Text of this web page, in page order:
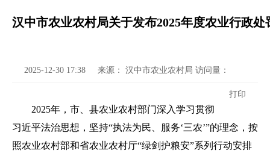
汉中市农业农村局关于发布2025年度农业行政
2025-12-30 17:38 来源： 汉中市农业农村局 访问量：
打印
2025年，市、县农业农村部门深入学习贯彻
习近平法治思想，坚持“执法为民、服务‘三农’”的理念，按
照农业农村部和省农业农村厅“绿剑护粮安”系列行动安排